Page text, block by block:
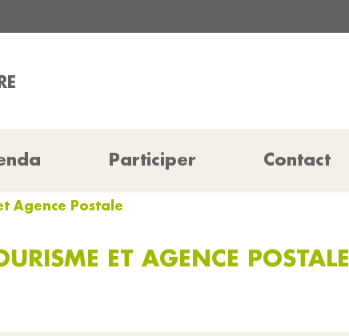
Participer Contact
Agence Postale
ET AGENCE POSTALE